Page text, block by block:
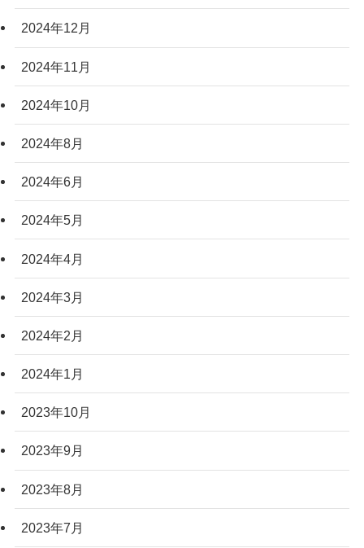
2024年12月
2024年11月
2024年10月
2024年8月
2024年6月
2024年5月
2024年4月
2024年3月
2024年2月
2024年1月
2023年10月
2023年9月
2023年8月
2023年7月